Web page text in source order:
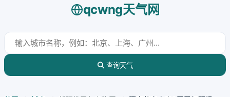
qcwng天气网
查询天气